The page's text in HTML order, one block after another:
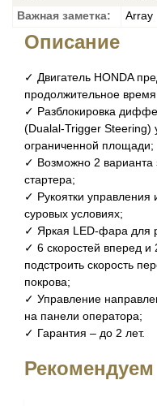
Важная заметка:
Array
Описание
✓ Двигатель HONDA
продолжительное время
✓ Разблокировка
(Dualal-Trigger Steering)
ограниченной площади;
✓ Возможно 2 варианта
стартера;
✓ Рукоятки
суровых условиях;
✓ Яркая LED-фара для
✓ 6 скоростей вперед и
подстроить скорость
покрова;
✓ Управление
на панели оператора;
✓ Гарантия – до 2 лет.
Рекомендуем